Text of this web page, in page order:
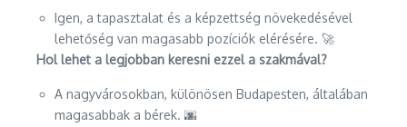
Igen, a tapasztalat és a képzettség növekedésével
lehetőség van magasabb pozíciók elérésére. 🚀
Hol lehet a legjobban keresni ezzel a szakmával?
A nagyvárosokban, különösen Budapesten, általában
magasabbak a bérek. 🌆